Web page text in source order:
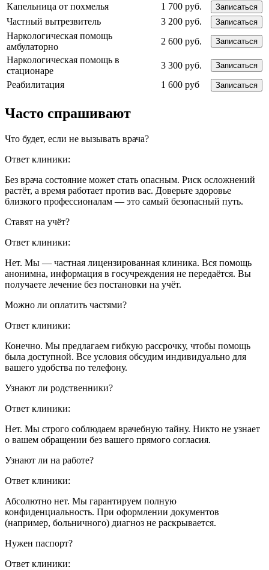
Капельница от похмелья 1 700 руб. Записаться
Частный вытрезвитель 3 200 руб. Записаться
Наркологическая помощь
амбулаторно
2 600 руб. Записаться
Наркологическая помощь в
стационаре
3 300 руб. Записаться
Реабилитация 1 600 руб Записаться
Часто спрашивают
Что будет, если не вызывать врача?
Ответ клиники:
Без врача состояние может стать опасным. Риск осложнений
растёт, а время работает против вас. Доверьте здоровье
близкого профессионалам — это самый безопасный путь.
Ставят на учёт?
Ответ клиники:
Нет. Мы — частная лицензированная клиника. Вся помощь
анонимна, информация в госучреждения не передаётся. Вы
получаете лечение без постановки на учёт.
Можно ли оплатить частями?
Ответ клиники:
Конечно. Мы предлагаем гибкую рассрочку, чтобы помощь
была доступной. Все условия обсудим индивидуально для
вашего удобства по телефону.
Узнают ли родственники?
Ответ клиники:
Нет. Мы строго соблюдаем врачебную тайну. Никто не узнает
о вашем обращении без вашего прямого согласия.
Узнают ли на работе?
Ответ клиники:
Абсолютно нет. Мы гарантируем полную
конфиденциальность. При оформлении документов
(например, больничного) диагноз не раскрывается.
Нужен паспорт?
Ответ клиники: